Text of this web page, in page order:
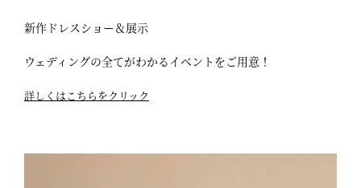
新作ドレスショー＆展示
ウェディングの全てがわかるイベントをご用意！
詳しくはこちらをクリック